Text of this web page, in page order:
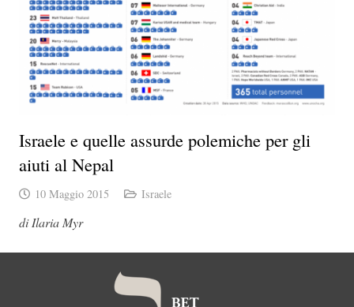
Israele e quelle assurde polemiche per gli
aiuti al Nepal
10 Maggio 2015 Israele
di Ilaria Myr